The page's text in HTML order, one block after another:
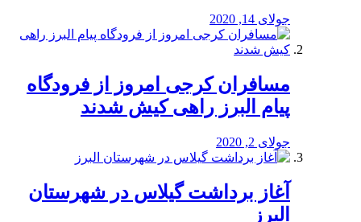
جولای 14, 2020
مسافران کرجی امروز از فرودگاه
پیام البرز راهی کیش شدند
جولای 2, 2020
آغاز برداشت گیلاس در شهرستان
البرز